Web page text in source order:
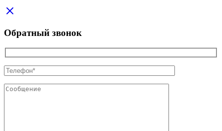
Обратный звонок